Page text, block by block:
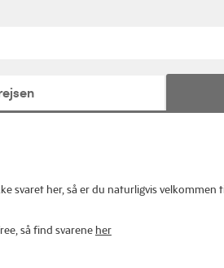
svaret her, så er du naturligvis
så find svarene her